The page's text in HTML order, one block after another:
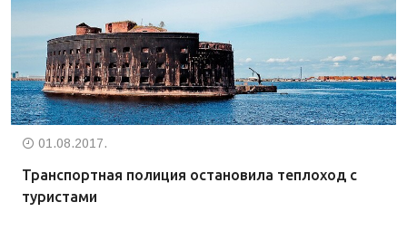
01.08.2017.
Транспортная полиция остановила теплоход с
туристами